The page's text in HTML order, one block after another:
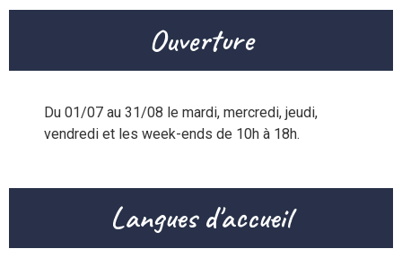
Ouverture
Du 01/07 au 31/08 le mardi, mercredi, jeudi,
vendredi et les week-ends de 10h à 18h.
Langues d'accueil